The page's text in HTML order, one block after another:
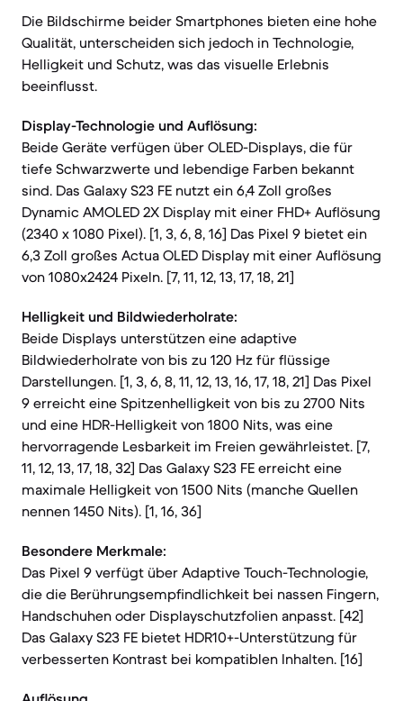
Die Bildschirme beider Smartphones bieten eine hohe
Qualität, unterscheiden sich jedoch in Technologie,
Helligkeit und Schutz, was das visuelle Erlebnis
beeinflusst.
Display-Technologie und Auflösung:
Beide Geräte verfügen über OLED-Displays, die für
tiefe Schwarzwerte und lebendige Farben bekannt
sind. Das Galaxy S23 FE nutzt ein 6,4 Zoll großes
Dynamic AMOLED 2X Display mit einer FHD+ Auflösung
(2340 x 1080 Pixel). [1, 3, 6, 8, 16] Das Pixel 9 bietet ein
6,3 Zoll großes Actua OLED Display mit einer Auflösung
von 1080x2424 Pixeln. [7, 11, 12, 13, 17, 18, 21]
Helligkeit und Bildwiederholrate:
Beide Displays unterstützen eine adaptive
Bildwiederholrate von bis zu 120 Hz für flüssige
Darstellungen. [1, 3, 6, 8, 11, 12, 13, 16, 17, 18, 21] Das Pixel
9 erreicht eine Spitzenhelligkeit von bis zu 2700 Nits
und eine HDR-Helligkeit von 1800 Nits, was eine
hervorragende Lesbarkeit im Freien gewährleistet. [7,
11, 12, 13, 17, 18, 32] Das Galaxy S23 FE erreicht eine
maximale Helligkeit von 1500 Nits (manche Quellen
nennen 1450 Nits). [1, 16, 36]
Besondere Merkmale:
Das Pixel 9 verfügt über Adaptive Touch-Technologie,
die die Berührungsempfindlichkeit bei nassen Fingern,
Handschuhen oder Displayschutzfolien anpasst. [42]
Das Galaxy S23 FE bietet HDR10+-Unterstützung für
verbesserten Kontrast bei kompatiblen Inhalten. [16]